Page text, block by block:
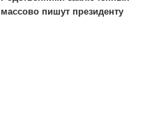
массово пишут президенту